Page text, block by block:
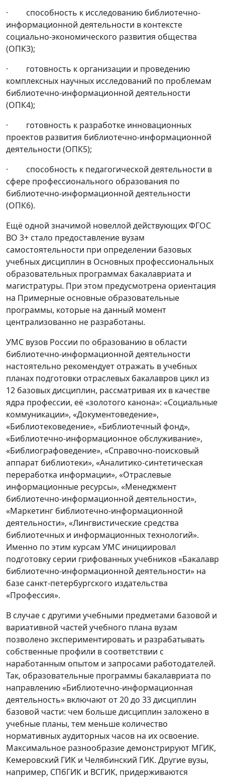
· способность к исследованию библиотечно-
информационной деятельности в контексте
социально-экономического развития общества
(ОПК3);
· готовность к организации и проведению
комплексных научных исследований по проблемам
библиотечно-информационной деятельности
(ОПК4);
· готовность к разработке инновационных
проектов развития библиотечно-информационной
деятельности (ОПК5);
· способность к педагогической деятельности в
сфере профессионального образования по
библиотечно-информационной деятельности
(ОПК6).
Ещё одной значимой новеллой действующих ФГОС
ВО 3+ стало предоставление вузам
самостоятельности при определении базовых
учебных дисциплин в Основных профессиональных
образовательных программах бакалавриата и
магистратуры. При этом предусмотрена ориентация
на Примерные основные образовательные
программы, которые на данный момент
централизованно не разработаны.
УМС вузов России по образованию в области
библиотечно-информационной деятельности
настоятельно рекомендует отражать в учебных
планах подготовки отраслевых бакалавров цикл из
12 базовых дисциплин, рассматривая их в качестве
ядра профессии, её «золотого канона»: «Социальные
коммуникации», «Документоведение»,
«Библиотековедение», «Библиотечный фонд»,
«Библиотечно-информационное обслуживание»,
«Библиографоведение», «Справочно-поисковый
аппарат библиотеки», «Аналитико-синтетическая
переработка информации», «Отраслевые
информационные ресурсы», «Менеджмент
библиотечно-информационной деятельности»,
«Маркетинг библиотечно-информационной
деятельности», «Лингвистические средства
библиотечных и информационных технологий».
Именно по этим курсам УМС инициировал
подготовку серии грифованных учебников «Бакалавр
библиотечно-информационной деятельности» на
базе санкт-петербургского издательства
«Профессия».
В случае с другими учебными предметами базовой и
вариативной частей учебного плана вузам
позволено экспериментировать и разрабатывать
собственные профили в соответствии с
наработанным опытом и запросами работодателей.
Так, образовательные программы бакалавриата по
направлению «Библиотечно-информационная
деятельность» включают от 20 до 33 дисциплин
базовой части: чем больше дисциплин заложено в
учебные планы, тем меньше количество
нормативных аудиторных часов на их освоение.
Максимальное разнообразие демонстрируют МГИК,
Кемеровский ГИК и Челябинский ГИК. Другие вузы,
например, СПбГИК и ВСГИК, придерживаются